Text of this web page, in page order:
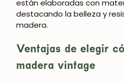
están elaboradas con
destacando la belleza y
madera.
Ventajas de elegir
madera vintage
¡SE PARTE